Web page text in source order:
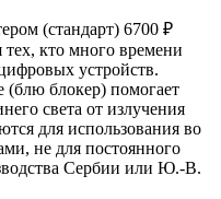
(стандарт) 6700 ₽
кто много времени
устройств.
блокер) помогает
света от излучения
для использования во
не для постоянного
Сербии или Ю.-В.